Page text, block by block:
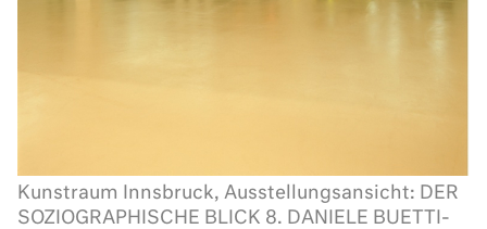
Kunstraum Innsbruck, Ausstellungsansicht: DER
SOZIOGRAPHISCHE BLICK 8. DANIELE BUETTI-